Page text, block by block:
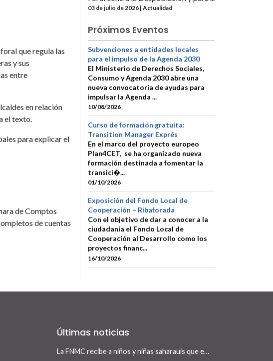
que regula las
y sus
entre
en relación
el texto.
para explicar el
de Comptos
de cuentas
03 de julio de 2026 | Actualidad
Próximos Eventos
Subvenciones a entidades locales
para el impulso de la Agenda 2030
El Ministerio de Derechos Sociales,
Consumo y Agenda 2030 abre una
nueva convocatoria de ayudas para
impulsar la Agenda ...
10/08/2026
Curso de formación gratuita:
Transition Manager Exprés
En el marco del proyecto europeo
Plan4CET, se ha organizado nueva
formación destinada a fomentar la
transici�...
01/10/2026
Exposición del Fondo Local de
Cooperación – Ribaforada
Con el objetivo de dar a conocer a la
ciudadanía el Fondo Local de
Cooperación al Desarrollo como los
proyectos financ...
16/10/2026
Últimas noticias
La FNMC recibe a niños y niñas saharauis que este verano visitan Navarra con el programa Vacaciones en Paz